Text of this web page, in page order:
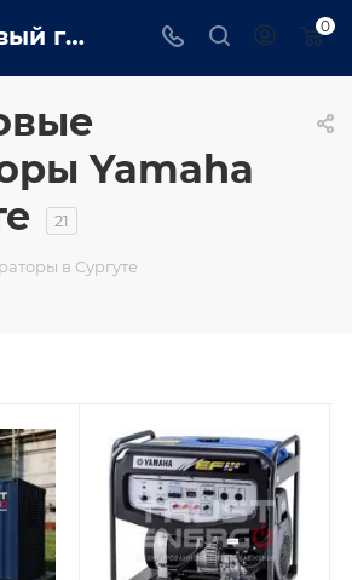
Бензиновый генератор yamaha в Сургуте на сайте - surgut.trustenergo.ru 0
Yamaha
21
в Сургуте